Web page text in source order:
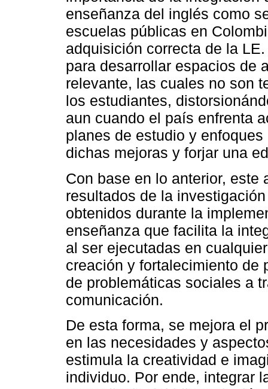
enseñanza del inglés como
escuelas públicas en
adquisición correcta de la
para desarrollar espacios de
relevante, las cuales no son
los estudiantes,
aun cuando el país enfrenta
planes de estudio y
dichas mejoras y forjar una
Con base en lo anterior,
resultados de la
obtenidos durante la
enseñanza que facilita la
al ser ejecutadas en
creación y fortalecimiento de
de problemáticas sociales a
comunicación.
De esta forma, se mejora el
en las necesidades y
estimula la creatividad e
individuo. Por ende, integrar